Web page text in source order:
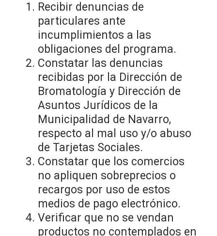
Recibir denuncias de
particulares ante
incumplimientos a las
obligaciones del programa.
Constatar las denuncias
recibidas por la Dirección de
Bromatología y Dirección de
Asuntos Jurídicos de la
Municipalidad de Navarro,
respecto al mal uso y/o abuso
de Tarjetas Sociales.
Constatar que los comercios
no apliquen sobreprecios o
recargos por uso de estos
medios de pago electrónico.
Verificar que no se vendan
productos no contemplados en